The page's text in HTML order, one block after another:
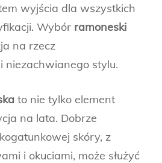
wyjścia dla wszystkich
Wybór ramoneski
na rzecz
niezachwianego stylu.
to nie tylko element
na lata. Dobrze
skóry, z
i okuciami, może służyć